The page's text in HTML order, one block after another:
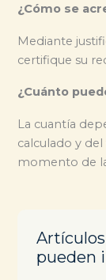
¿Cómo se
Mediante
certifique su
¿Cuánto
La cuantía
calculado y
momento de
pueden